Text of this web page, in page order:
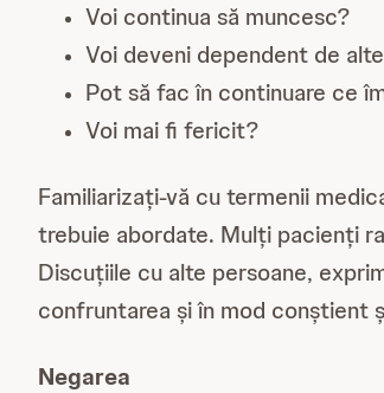
Voi continua să muncesc?
Voi deveni dependent de
Pot să fac în continuare ce
Voi mai fi fericit?
Familiarizați-vă cu termenii
trebuie abordate. Mulți pacienți
Discuțiile cu alte persoane,
confruntarea și în mod conștient
Negarea